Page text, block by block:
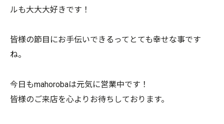
ルも大大大好きです！
皆様の節目にお手伝いできるってとても幸せな事です
ね。
今日もmahorobaは元気に営業中です！
皆様のご来店を心よりお待ちしております。